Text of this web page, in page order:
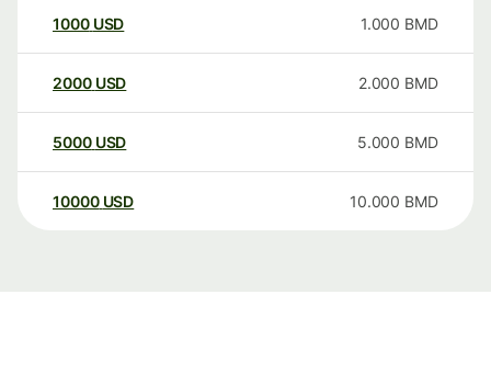
1000 USD 1.000 BMD
2000 USD 2.000 BMD
5000 USD 5.000 BMD
10000 USD 10.000 BMD